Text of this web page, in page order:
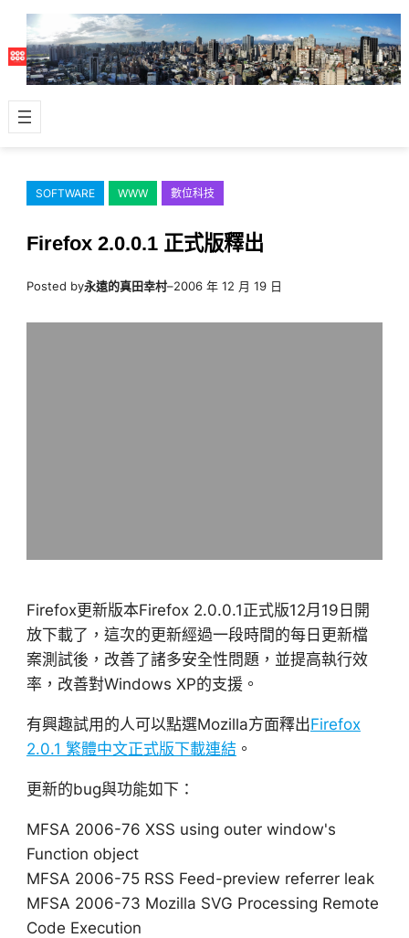
主
容
SOFTWARE WWW 數位科技
Firefox 2.0.0.1 正式版釋出
Posted by永遠的真田幸村–2006 年 12 月 19 日
Firefox更新版本Firefox 2.0.0.1正式版12月19日開
放下載了，這次的更新經過一段時間的每日更新檔
案測試後，改善了諸多安全性問題，並提高執行效
率，改善對Windows XP的支援。
有興趣試用的人可以點選Mozilla方面釋出Firefox
2.0.1 繁體中文正式版下載連結。
更新的bug與功能如下：
MFSA 2006-76 XSS using outer window's
Function object
MFSA 2006-75 RSS Feed-preview referrer leak
MFSA 2006-73 Mozilla SVG Processing Remote
Code Execution